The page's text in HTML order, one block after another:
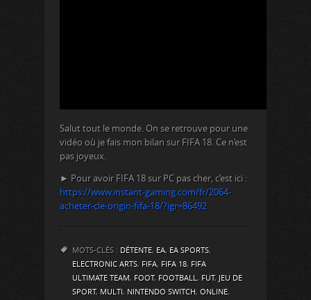
Salut tout le monde. On se retrouve pour une
vidéo où je fais mon bilan sur FIFA 18. Ce n’est
pas joyeux.
► Pour avoir FIFA 18 sur PC pas cher, c’est ici :
https://www.instant-gaming.com/fr/2064-
acheter-cle-origin-fifa-18/?igr=86492
MOTS-CLÉS : DÉTENTE, EA, EA SPORTS,
ELECTRONIC ARTS, FIFA, FIFA 18, FIFA
ULTIMATE TEAM, FOOT, FOOTBALL, FUT, JEU DE
SPORT, MULTI, NINTENDO SWITCH, ONLINE,